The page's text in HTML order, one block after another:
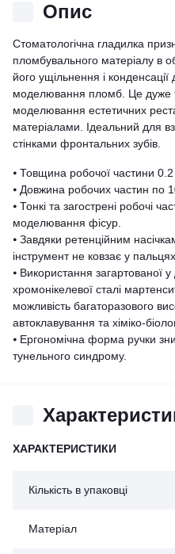
Опис
Стоматологічна гладилка
пломбувального матеріалу в
його ущільнення і конденсації
моделювання пломб. Це дуже
моделювання естетичних
матеріалами. Ідеальний для
стінками фронтальних зубів.
⦁ Товщина робочої частини
⦁ Довжина робочих частин по
⦁ Тонкі та загострені робочі
моделювання фісур.
⦁ Завдяки ретенційним
інструмент не ковзає у пальцях.
⦁ Використання загартованої у
хромонікелевої сталі
можливість багаторазового
автоклавування та хіміко-
⦁ Ергономічна форма ручки
тунельного синдрому.
ХАРАКТЕРИСТИКИ
Кількість в упаковці
Матеріал